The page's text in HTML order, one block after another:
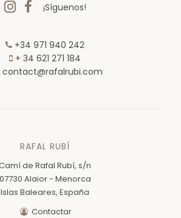
¡Síguenos!
+34 971 940 242
+ 34 621 271 184
contact@rafalrubi.com
RAFAL RUBÍ
de Rafal Rubí, s/n
07730 Alaior - Menorca
Islas Baleares, España
Contactar